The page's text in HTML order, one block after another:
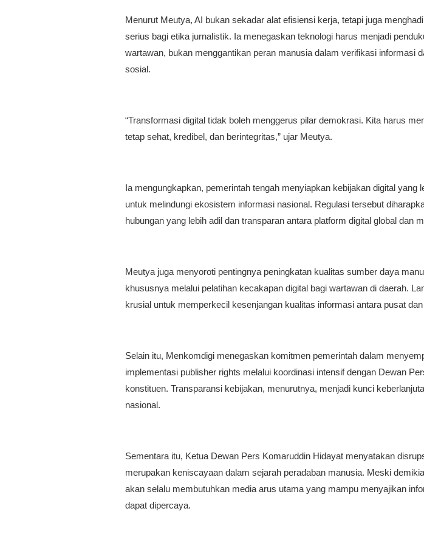
Menurut Meutya, AI bukan sekadar alat efisiensi kerja, tetapi juga
serius bagi etika jurnalistik. Ia menegaskan teknologi harus menjadi
wartawan, bukan menggantikan peran manusia dalam verifikasi informasi
sosial.
“Transformasi digital tidak boleh menggerus pilar demokrasi. Kita harus
tetap sehat, kredibel, dan berintegritas,” ujar Meutya.
Ia mengungkapkan, pemerintah tengah menyiapkan kebijakan digital yang
untuk melindungi ekosistem informasi nasional. Regulasi tersebut
hubungan yang lebih adil dan transparan antara platform digital global dan
Meutya juga menyoroti pentingnya peningkatan kualitas sumber daya
khususnya melalui pelatihan kecakapan digital bagi wartawan di daerah.
krusial untuk memperkecil kesenjangan kualitas informasi antara pusat
Selain itu, Menkomdigi menegaskan komitmen pemerintah dalam
implementasi publisher rights melalui koordinasi intensif dengan Dewan
konstituen. Transparansi kebijakan, menurutnya, menjadi kunci
nasional.
Sementara itu, Ketua Dewan Pers Komaruddin Hidayat menyatakan
merupakan keniscayaan dalam sejarah peradaban manusia. Meski
akan selalu membutuhkan media arus utama yang mampu menyajikan
dapat dipercaya.